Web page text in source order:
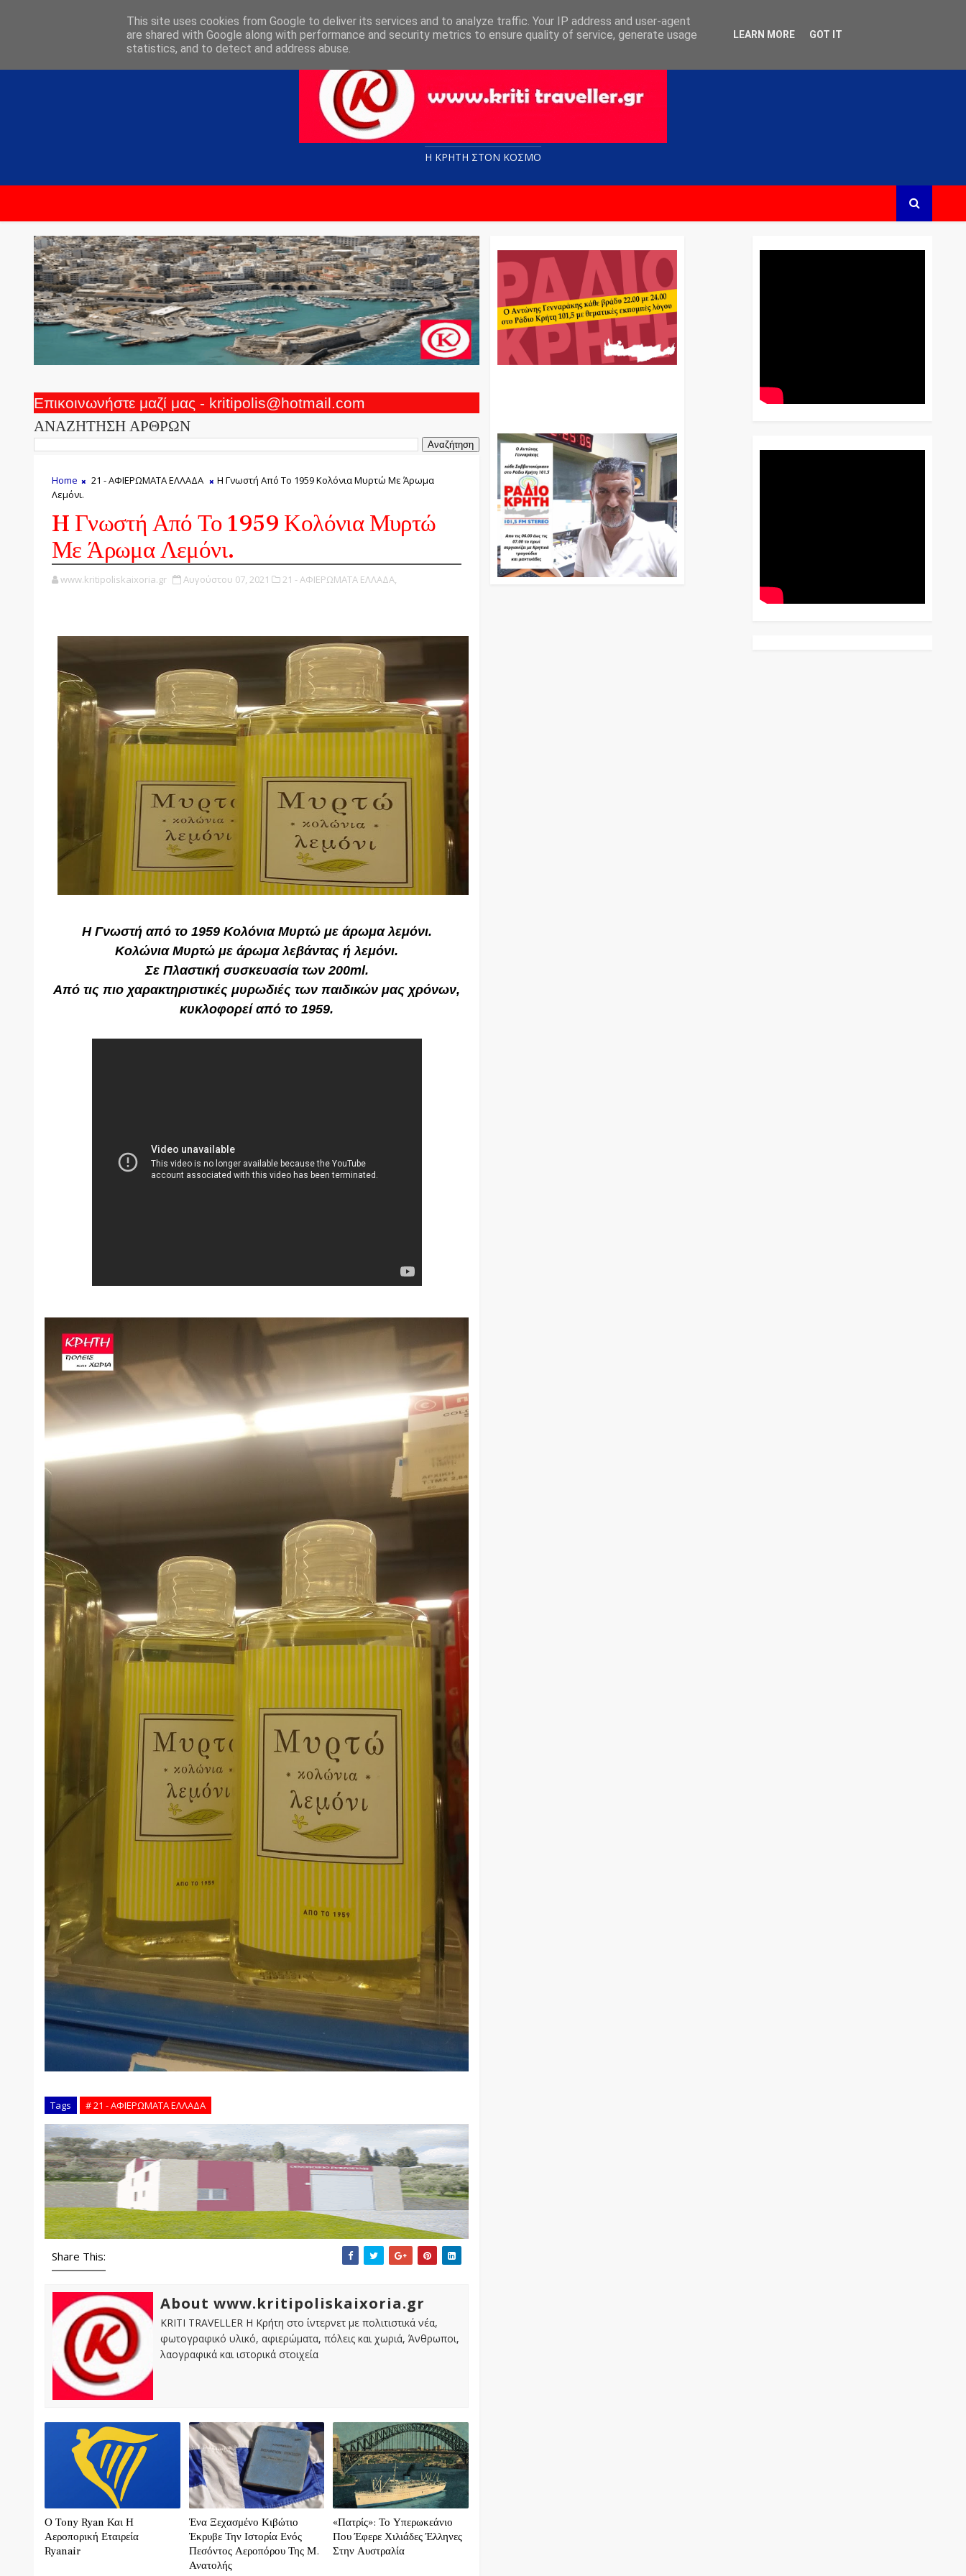
Η ΚΡΗΤΗ ΣΤΟN KOΣΜΟ
Επικοινωνήστε μαζί μας - kritipolis@hotmail.com
ΑΝΑΖΗΤΗΣΗ ΑΡΘΡΩΝ
Home 21 - ΑΦΙΕΡΩΜΑΤΑ ΕΛΛΑΔΑ
H Γνωστή Από Το 1959 Κολόνια Μυρτώ Με Άρωμα
Λεμόνι.
H Γνωστή Από Το 1959 Κολόνια Μυρτώ
Με Άρωμα Λεμόνι.
www.kritipoliskaixoria.gr Αυγούστου 07, 2021 21 - ΑΦΙΕΡΩΜΑΤΑ ΕΛΛΑΔΑ,
H Γνωστή από το 1959 Κολόνια Μυρτώ με άρωμα λεμόνι.
Κολώνια Μυρτώ με άρωμα λεβάντας ή λεμόνι.
Σε Πλαστική συσκευασία των 200ml.
Από τις πιο χαρακτηριστικές μυρωδιές των παιδικών μας χρόνων,
κυκλοφορεί από το 1959.
Tags # 21 - ΑΦΙΕΡΩΜΑΤΑ ΕΛΛΑΔΑ
Share This:
About www.kritipoliskaixoria.gr
KRITI TRAVELLER Η Κρήτη στο ίντερνετ με πολιτιστικά νέα,
φωτογραφικό υλικό, αφιερώματα, πόλεις και χωριά, Άνθρωποι,
λαογραφικά και ιστορικά στοιχεία
Ο Tony Ryan Και Η
Αεροπορική Εταιρεία
Ryanair
Ένα Ξεχασμένο Κιβώτιο
Έκρυβε Την Ιστορία Ενός
Πεσόντος Αεροπόρου Της Μ.
Ανατολής
«Πατρίς»: Το Υπερωκεάνιο
Που Έφερε Χιλιάδες Έλληνες
Στην Αυστραλία
This site uses cookies from Google to deliver its services and to analyze traffic. Your IP address and user-agent
are shared with Google along with performance and security metrics to ensure quality of service, generate usage
statistics, and to detect and address abuse.
LEARN MORE GOT IT